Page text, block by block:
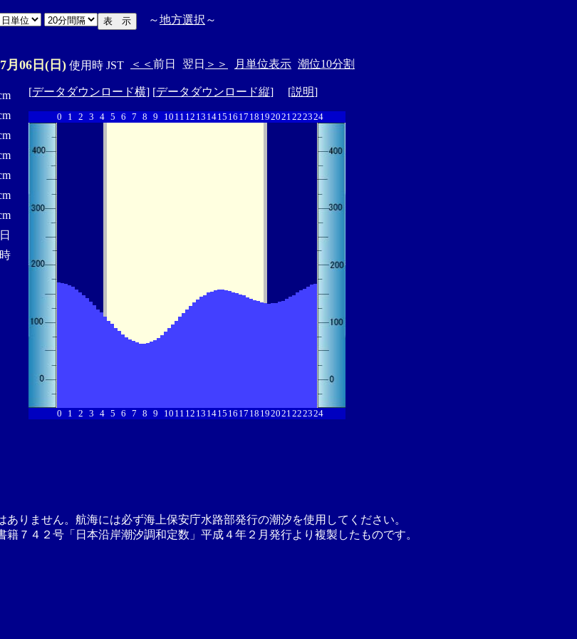
～地方選択 ～
月06日(日) 使用時 JST ＜＜ 前日 翌日 ＞＞ 月単位表示 潮位10分割
[データダウンロード横] [データダウンロード縦] [説明]
0 1 2 3 4 5 6 7 8 9 10 11 12 13 1415 16 17 18 192021222324
0 1 2 3 4 5 6 7 8 9 10 11 12 13 1415 16 17 18 192021222324
りません。航海には必ず海上保安庁水路部発行の潮汐を使用してください。
７４２号「日本沿岸潮汐調和定数」平成４年２月発行より複製したものです。